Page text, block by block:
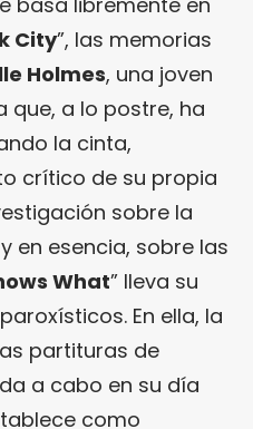
City”, las memorias
Holmes, una joven
que, a lo postre, ha
la cinta,
crítico de su propia
sobre la
en esencia, sobre las
What” lleva su
En ella, la
partituras de
a cabo en su día
como